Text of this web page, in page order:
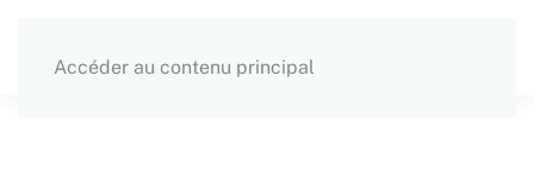
Accéder au contenu principal